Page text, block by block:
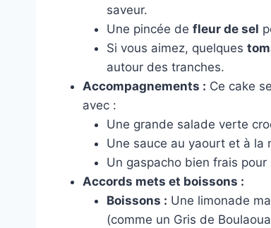
saveur.
Une pincée de fleur de sel
Si vous aimez, quelques
autour des tranches.
Accompagnements : Ce cake
avec :
Une grande salade verte
Une sauce au yaourt et à la
Un gaspacho bien frais pour
Accords mets et boissons :
Boissons : Une limonade
(comme un Gris de